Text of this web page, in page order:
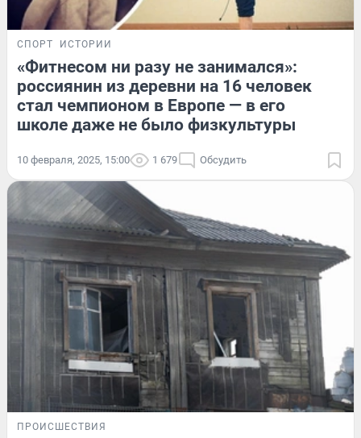
СПОРТ ИСТОРИИ
«Фитнесом ни разу не занимался»:
россиянин из деревни на 16 человек
стал чемпионом в Европе — в его
школе даже не было физкультуры
10 февраля, 2025, 15:00 1 679 Обсудить
ПРОИСШЕСТВИЯ